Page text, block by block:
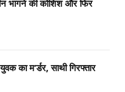
भागने की कोशिश और फिर
का म’र्डर, साथी गिरफ्तार